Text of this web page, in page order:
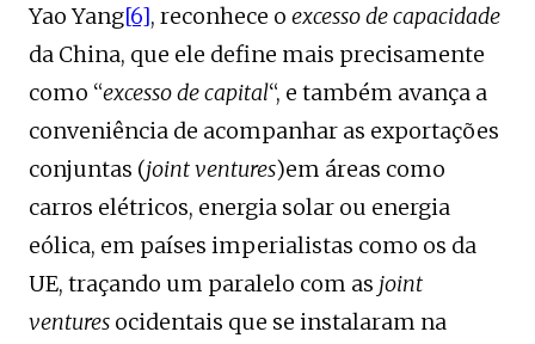
Yao Yang[6], reconhece o excesso de capacidade
da China, que ele define mais precisamente
como “excesso de capital“, e também avança a
conveniência de acompanhar as exportações
conjuntas (joint ventures)em áreas como
carros elétricos, energia solar ou energia
eólica, em países imperialistas como os da
UE, traçando um paralelo com as joint
ventures ocidentais que se instalaram na